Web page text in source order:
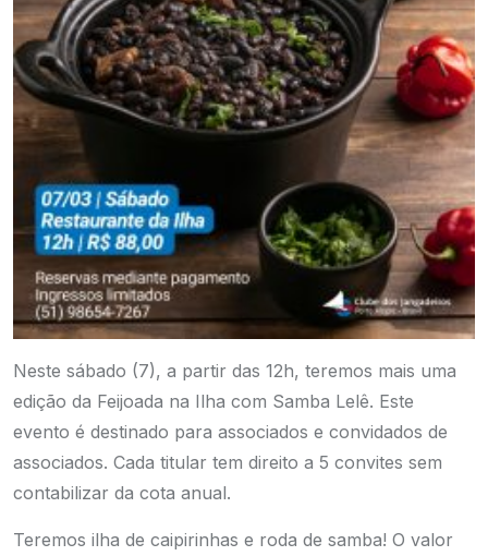
Neste sábado (7), a partir das 12h, teremos mais uma
edição da Feijoada na Ilha com Samba Lelê. Este
evento é destinado para associados e convidados de
associados. Cada titular tem direito a 5 convites sem
contabilizar da cota anual.
Teremos ilha de caipirinhas e roda de samba! O valor